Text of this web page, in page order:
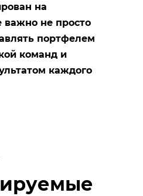
на
важно не просто
портфелем
команд и
каждого